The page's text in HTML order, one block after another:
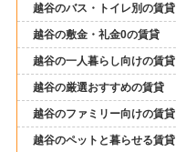
越谷のバス・トイレ別の賃貸
越谷の敷金・礼金0の賃貸
越谷の一人暮らし向けの賃貸
越谷の厳選おすすめの賃貸
越谷のファミリー向けの賃貸
越谷のペットと暮らせる賃貸